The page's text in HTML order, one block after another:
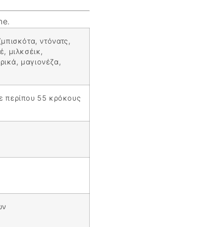
ντόνατς,
μιλκσέικ,
μαγιονέζα,
περίπου 55 κρόκους